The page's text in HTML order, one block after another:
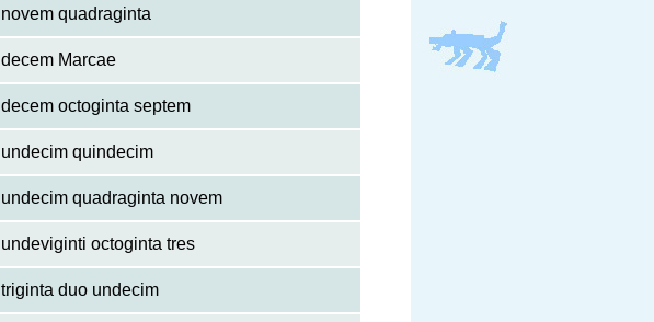
novem quadraginta
decem Marcae
decem octoginta septem
undecim quindecim
undecim quadraginta novem
undeviginti octoginta tres
triginta duo undecim